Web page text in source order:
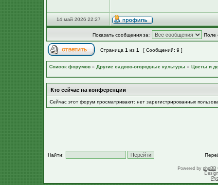
14 май 2026 22:27
Показать сообщения за: Поле
Страница 1 из 1 [ Сообщений: 9 ]
Список форумов » Другие садово-огородные культуры » Цветы и
Кто сейчас на конференции
Сейчас этот форум просматривают: нет зарегистрированных
Найти:
Powered by phpBB